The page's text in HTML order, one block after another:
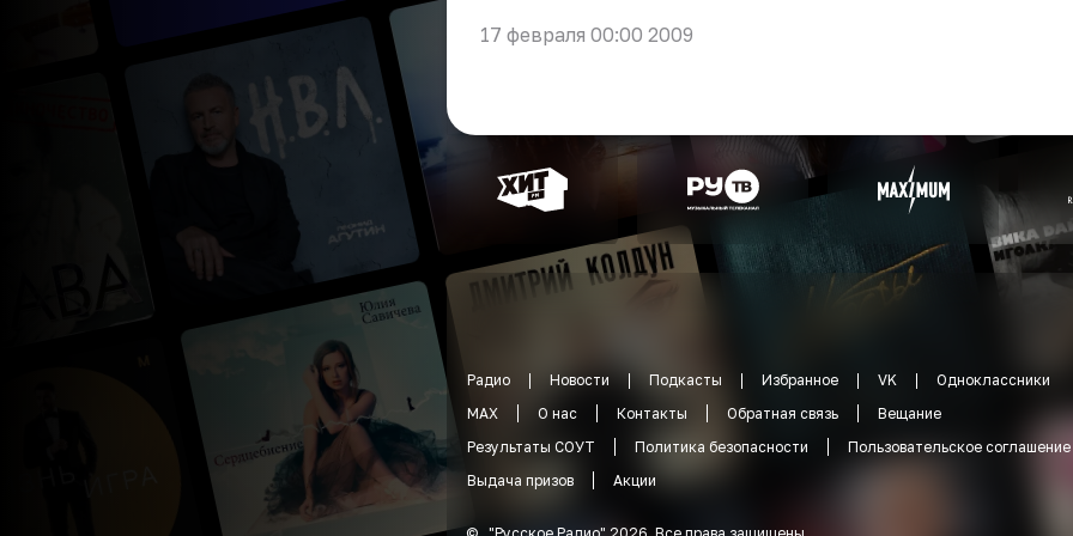
17 февраля 00:00 2009
Радио Новости Подкасты Избранное VK
Одноклассники
MAX
О нас Контакты Обратная связь
Вещание
Результаты СОУТ
Политика безопасности
Пользовательское соглашение
Выдача призов
Акции